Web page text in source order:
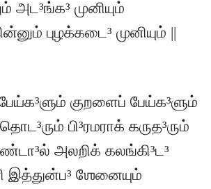
அட³ங்க³ முனியும்
புழக்கடை³ முனியும் ||
குறளைப் பேய்க³ளும்
பி³ரமராக் கருத³ரும்
அலறிக் கலங்கி³ட³
இத்துன்ப³ ஶேனையும்